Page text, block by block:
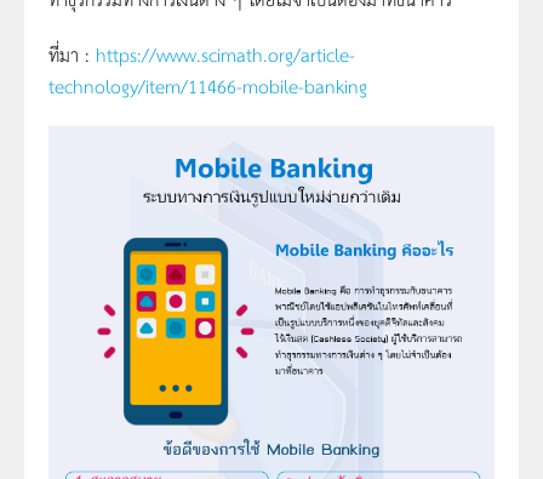
ที่มา : https://www.scimath.org/article-
technology/item/11466-mobile-banking